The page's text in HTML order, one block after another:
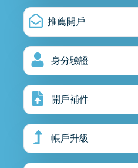
推薦開戶
身分驗證
開戶補件
帳戶升級